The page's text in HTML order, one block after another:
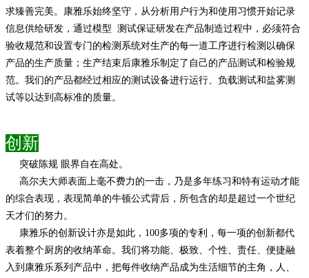
求臻善完美。康雅乐始终坚守，从分析用户行为和使用习惯开始记录
信息供给研发，通过模型 测试保证研发在产品制造过程中，必须符合
验收规范和设置专门的检测系统对生产的每一道工序进行检测以确保
产品的生产质量；生产结束后康雅乐制定了自己的产品测试和检验规
范。我们的产品都经过相应的测试设备进行运行、负载测试和盐雾测
试等以达到高标准的质量。
创新
突破陈规 眼界自在高处。
高尔夫大师表面上毫不费力的一击，乃是多年练习和特有运动才能
的综合表现， 表现简单的牛顿公式背后，所包含的却是超过一个世纪
天才们的努力。
康雅乐的创新设计亦是如此， 100多项的专利，每一项的创新都代
表着整个厨房的收纳革命。 我们将功能、极致、个性、责任、便捷融
入到康雅乐系列产品中， 把每件收纳产品成为生活细节的主角， 人、